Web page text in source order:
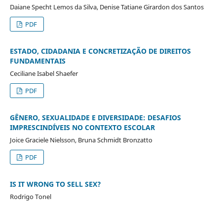
Daiane Specht Lemos da Silva, Denise Tatiane Girardon dos Santos
PDF
ESTADO, CIDADANIA E CONCRETIZAÇÃO DE DIREITOS
FUNDAMENTAIS
Ceciliane Isabel Shaefer
PDF
GÊNERO, SEXUALIDADE E DIVERSIDADE: DESAFIOS
IMPRESCINDÍVEIS NO CONTEXTO ESCOLAR
Joice Graciele Nielsson, Bruna Schmidt Bronzatto
PDF
IS IT WRONG TO SELL SEX?
Rodrigo Tonel